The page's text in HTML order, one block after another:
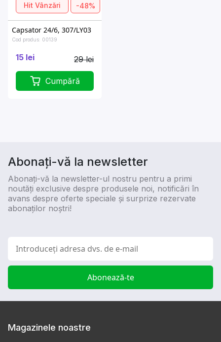
Hit Vânzări -48%
Capsator 24/6, 307/LY03
Cod produs: 00139
15 lei 29 lei
Cumpără
Abonați-vă la newsletter
Abonați-vă la newsletter-ul nostru pentru a primi
noutăți exclusive despre produsele noi, notificări în
avans despre oferte speciale și surprize rezervate
abonaților noștri!
Abonează-te
Magazinele noastre